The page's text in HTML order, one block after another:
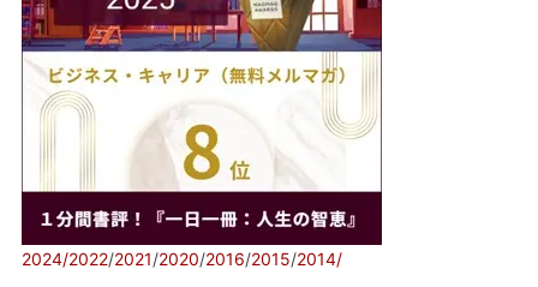
2024/2022/2021/2020/2016/2015/2014/